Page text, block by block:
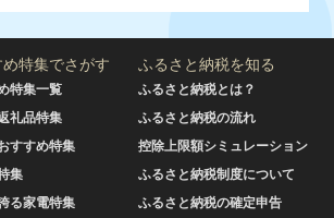
特集でさがす
特集一覧
礼品特集
すすめ特集
集
る家電特集
ふるさと納税を知る
ふるさと納税とは？
ふるさと納税の流れ
控除上限額シミュレーション
ふるさと納税制度について
ふるさと納税の確定申告